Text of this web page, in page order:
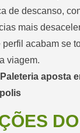
de descanso,
mais
acabam se
viagem.
aposta